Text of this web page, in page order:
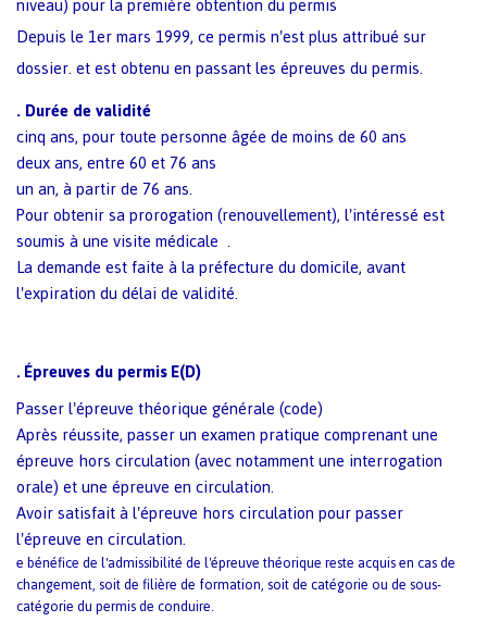
Depuis le 1er mars 1999, ce permis n'est plus attribué sur
dossier. et est obtenu en passant les épreuves du permis.
.Durée de validité
cinq ans, pour toute personne âgée de moins de 60 ans
deux ans, entre 60 et 76 ans
un an, à partir de 76 ans.
Pour obtenir sa prorogation (renouvellement), l'intéressé est
soumis à unevisite médicale .
La demande est faite à la préfecture du domicile, avant
l'expiration du délai de validité.
.Épreuves du permisE(D)
Passer l'épreuve théorique générale (code)
Après réussite, passer un examen pratique comprenant une
épreuve hors circulation (avec notamment une interrogation
orale) et une épreuve en circulation.
Avoir satisfait à l'épreuve hors circulation pour passer
l'épreuve en circulation.
e bénéfice de l'admissibilité de l'épreuve théorique reste acquis en cas de
changement, soit de filière de formation, soit de catégorie ou de sous-
catégorie du permis de conduire.